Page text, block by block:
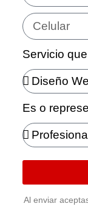
Servicio
Es o
Al enviar